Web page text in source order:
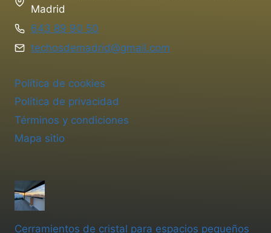
Madrid
643 89 90 50
techosdemadrid@gmail.com
Política de cookies
Política de privacidad
Términos y condiciones
Mapa sitio
Cerramientos de cristal para espacios pequeños